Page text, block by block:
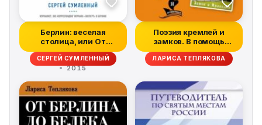
Берлин: веселая
столица, или От
рейхстага до кебаб...
СЕРГЕЙ СУМЛЕННЫЙ
2015
Поэзия кремлей и
замков. В помощь
путешественнику
ЛАРИСА ТЕПЛЯКОВА